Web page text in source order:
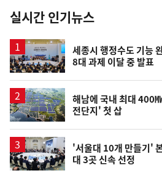
뉴
스
실시간 인기뉴스
세종시 행정수도 기능
8대 과제 이달 중 발표
해남에 국내 최대 400
전단지' 첫 삽
'서울대 10개 만들기'
대 3곳 신속 선정